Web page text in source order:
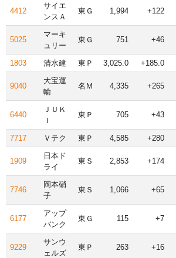
4412
サイエ
ンスＡ
東Ｇ 1,994 +122
5025
マーキ
ュリー
東Ｇ 751 +46
1803 清水建 東Ｐ 3,025.0 +185.0
9040
大宝運
輸
名Ｍ 4,335 +265
6440
ＪＵＫ
Ｉ
東Ｐ 705 +43
7717 Ｖテク 東Ｐ 4,585 +280
1909
日本ド
ライ
東Ｓ 2,853 +174
7746
岡本硝
子
東Ｓ 1,066 +65
6177
アップ
バンク
東Ｇ 115 +7
9229
サンウ
ェルズ
東Ｐ 263 +16